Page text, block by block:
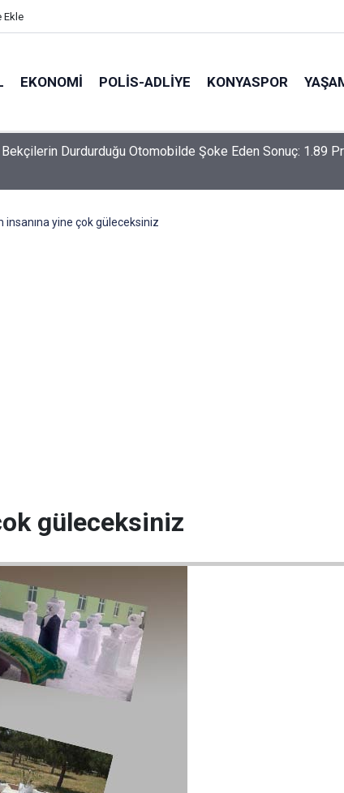
Ekle
EKONOMI POLİS-ADLİYE KONYASPOR
Konya hattı bölünmüş yol oluyor
insanına yine çok güleceksiniz
güleceksiniz